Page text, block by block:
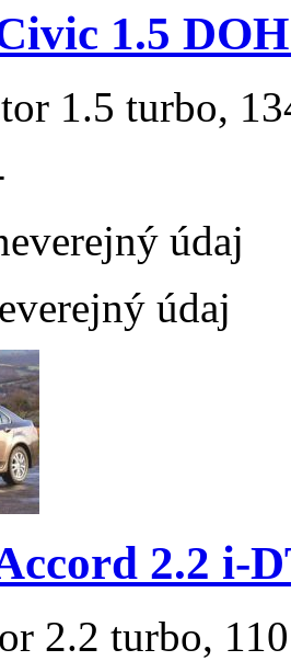
1.5
1.5 turbo,
údaj
údaj
2.2 i-
2.2 turbo,